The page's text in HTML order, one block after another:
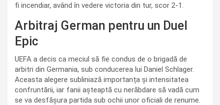
fi incendiar, având în vedere victoria din tur, scor 2-1.
Arbitraj German pentru un Duel
Epic
UEFA a decis ca meciul să fie condus de o brigadă de
arbitri din Germania, sub conducerea lui Daniel Schlager.
Aceasta alegere subliniază importanța și intensitatea
confruntării, iar fanii așteaptă cu nerăbdare să vadă cum
se va desfășura partida sub ochii unor oficiali de renume.